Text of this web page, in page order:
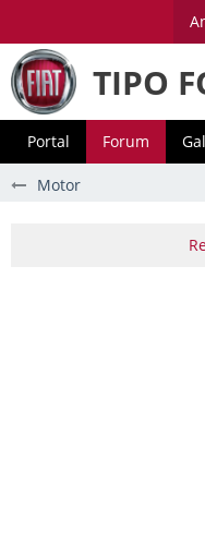
TIPO
Portal Forum
Motor